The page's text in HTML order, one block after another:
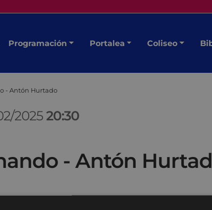
Programación Portalea Coliseo
- Antón Hurtado
202520:30
- Antón